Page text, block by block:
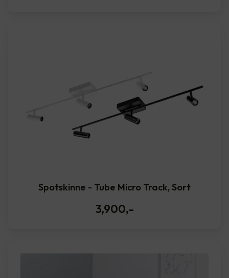
Spotskinne - Tube Micro Track, Sort
3,900,-